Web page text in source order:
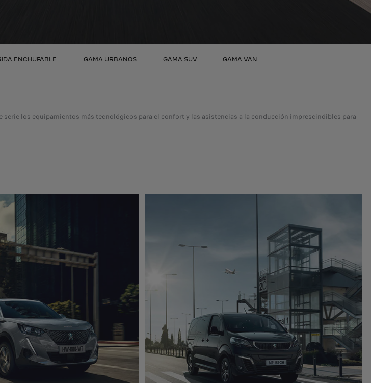
ENCHUFABLE GAMA URBANOS GAMA SUV GAMA VAN
serie los equipamientos más tecnológicos para el confort y las asistencias a la conducción imprescindibles para